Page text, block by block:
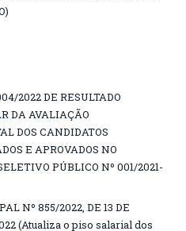
2022 DE RESULTADO
DA AVALIAÇÃO
DOS CANDIDATOS
E APROVADOS NO
PÚBLICO Nº 001/2021-
Nº 855/2022, DE 13 DE
(Atualiza o piso salarial dos